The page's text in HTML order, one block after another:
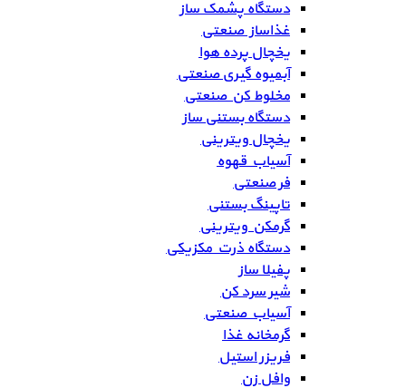
دستگاه پشمک ساز
غذاساز صنعتی
یخچال پرده هوا
آبمیوه گیری صنعتی
مخلوط کن صنعتی
دستگاه بستنی ساز
یخچال ویترینی
آسیاب قهوه
فر صنعتی
تاپینگ بستنی
گرمکن ویترینی
دستگاه ذرت مکزیکی
پفیلا ساز
شیر سرد کن
آسیاب صنعتی
گرمخانه غذا
فریزر استیل
وافل زن